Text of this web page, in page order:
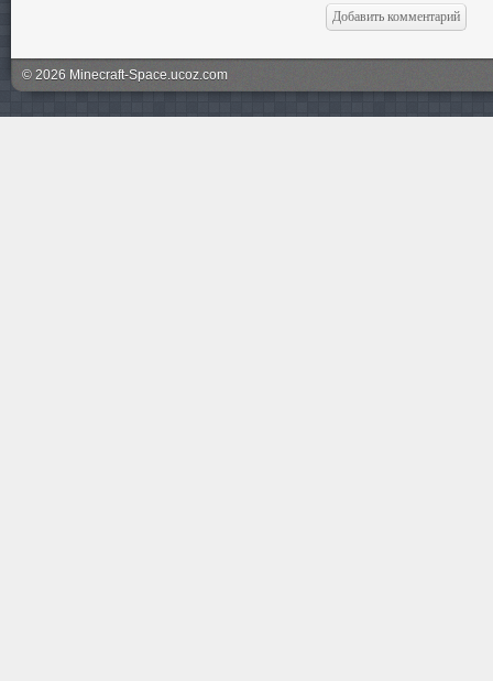
© 2026 Minecraft-Space.ucoz.com